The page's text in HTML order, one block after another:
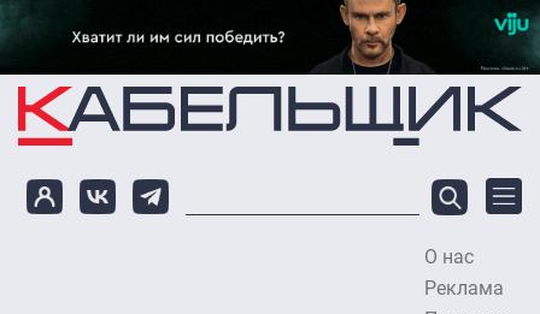
Перейти к основному содержанию
О нас
Реклама